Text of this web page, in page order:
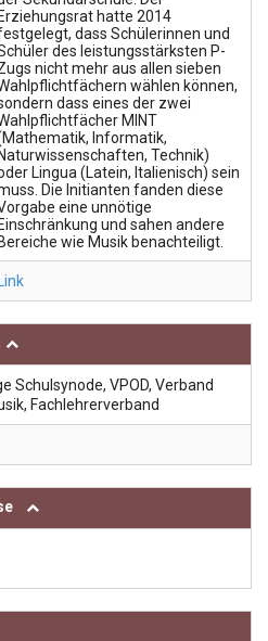
Erziehungsrat hatte 2014
dass Schülerinnen und
des leistungsstärksten P-
nicht mehr aus allen sieben
wählen können,
dass eines der zwei
MINT
Informatik,
Naturwissenschaften, Technik)
Lingua (Latein, Italienisch) sein
Die Initianten fanden diese
eine unnötige
Einschränkung und sahen andere
Bereiche wie Musik benachteiligt.
Link
Schulsynode, VPOD, Verband
Fachlehrerverband